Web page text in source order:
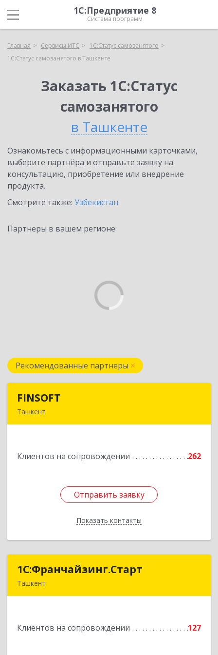
1С:Предприятие 8
Система программ
Главная Сервисы ИТС
1С:Статус самозанятого
1С:Статус самозанятого в Ташкенте
Заказать 1С:Статус
самозанятого
в Ташкенте
Ознакомьтесь с информационными карточками,
выберите партнёра и отправьте заявку на
консультацию, приобретение или внедрение
продукта.
Смотрите также: Узбекистан
Партнеры в вашем регионе:
Рекомендованные партнеры
FINSOFT
Ташкент
Клиентов на сопровождении 262
Отправить заявку
Показать контакты
Отправить заявку
Назад
1С:Франчайзинг.Старт
Ташкент
Клиентов на сопровождении 127
1С:Франчайзинг.Старт
Подробнее